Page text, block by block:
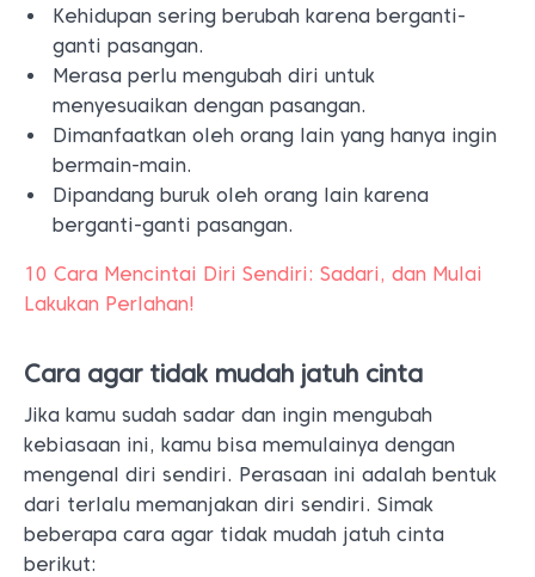
Kehidupan sering berubah karena berganti-
ganti pasangan.
Merasa perlu mengubah diri untuk
menyesuaikan dengan pasangan.
Dimanfaatkan oleh orang lain yang hanya ingin
bermain-main.
Dipandang buruk oleh orang lain karena
berganti-ganti pasangan.
10 Cara Mencintai Diri Sendiri: Sadari, dan Mulai
Lakukan Perlahan!
Cara agar tidak mudah jatuh cinta
Jika kamu sudah sadar dan ingin mengubah
kebiasaan ini, kamu bisa memulainya dengan
mengenal diri sendiri. Perasaan ini adalah bentuk
dari terlalu memanjakan diri sendiri. Simak
beberapa cara agar tidak mudah jatuh cinta
berikut: